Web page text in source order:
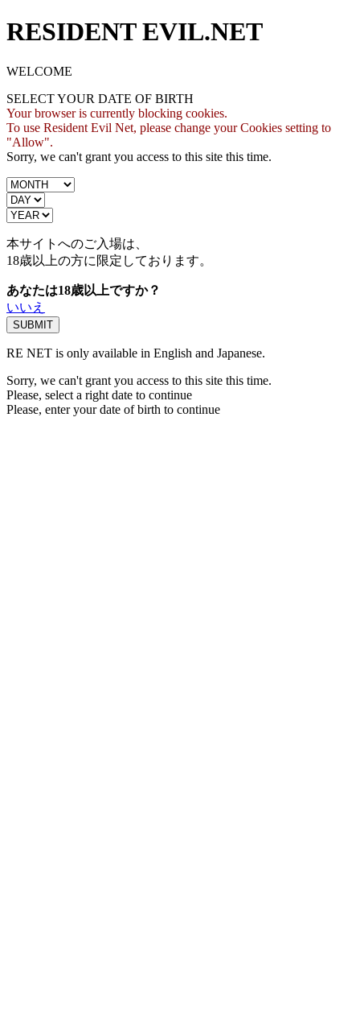
RESIDENT EVIL.NET
WELCOME
SELECT YOUR DATE OF BIRTH
Your browser is currently blocking cookies.
To use Resident Evil Net, please change your Cookies setting to
"Allow".
Sorry, we can't grant you access to this site this time.
本サイトへのご入場は、
18歳以上の方に限定しております。
あなたは18歳以上ですか？
いいえ
RE NET is only available in English and Japanese.
Sorry, we can't grant you access to this site this time.
Please, select a right date to continue
Please, enter your date of birth to continue